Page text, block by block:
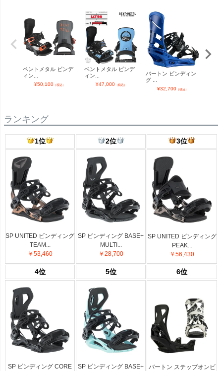
ベントメタル ビンデ
ィン...
¥50,100（税込）
ベントメタル ビンデ
ィン...
¥47,000（税込）
バートン ビンディン
グ ...
¥32,700（税込）
ランキング
1位 2位 3位
SP UNITED ビンディング
TEAM...
￥53,460
SP ビンディング BASE+
MULTI...
￥28,700
SP UNITED ビンディング
PEAK...
￥56,430
4位 5位 6位
SP ビンディング CORE
SP ビンディング BASE+
バートン ステップオンビ